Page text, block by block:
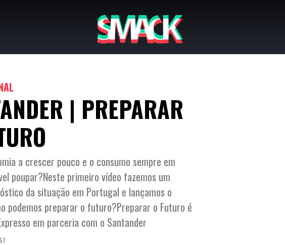
| PREPARAR
a crescer pouco e o consumo sempre em
poupar?Neste primeiro vídeo fazemos um
da situação em Portugal e lançamos o
podemos preparar o futuro?Preparar o Futuro é
em parceria com o Santander